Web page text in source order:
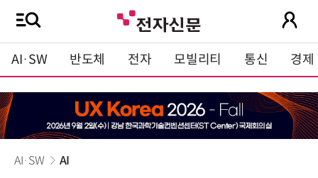
AI·SW 반도체 전자 모빌리티 통신 경제
AI·SW AI